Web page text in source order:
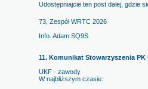
Udostępniajcie ten post dalej, gdzie
73, Zespół WRTC 2026
Info. Adam SQ9S
11. Komunikat Stowarzyszenia PK
UKF - zawody
W najbliższym czasie: